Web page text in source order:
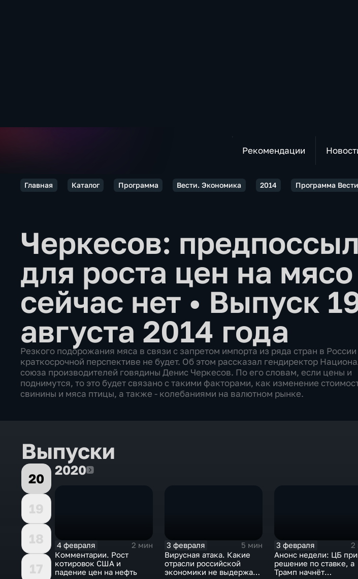
Рекомендации
Главная Каталог Программа Вести. Экономика 2014 Программа
Черкесов:
для роста цен на мясо
сейчас нет • Выпуск
августа 2014 года
Резкого подорожания мяса в связи с запретом импорта из ряда стран в России
краткосрочной перспективе не будет. Об этом рассказал гендиректор
союза производителей говядины Денис Черкесов. По его словам, если цены и
поднимутся, то это будет связано с такими факторами, как изменение
свинины и мяса птицы, а также - колебаниями на валютном рынке.
Выпуски
20
19
18
17
20202020
4 февраля
2 мин
Комментарии. Рост
котировок США и
падение цен на нефть
3 февраля
5 мин
Вирусная атака. Какие
отрасли российской
экономики не выдержат
3 февраля
2
Анонс недели: ЦБ
решение по ставке, а
Трамп начнёт